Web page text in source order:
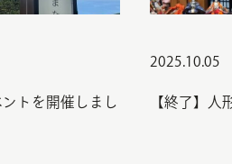
トを開催しまし
2025.10.05
【終了】人